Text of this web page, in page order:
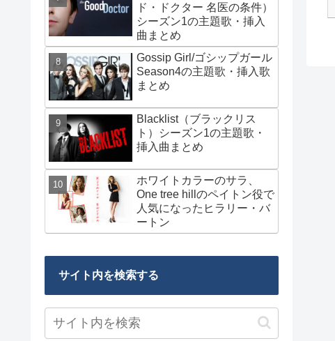
ド・ドクター 名医の条件）
シーズン1の主題歌・挿入
曲まとめ
Gossip Girl/ゴシップガール
Season4の主題歌・挿入歌
まとめ
Blacklist（ブラックリス
ト）シーズン1の主題歌・
挿入曲まとめ
ホワイトカラーのサラ、
One tree hillのペイトン役で
人気になったヒラリー・バ
ートン
サイト内を検索する